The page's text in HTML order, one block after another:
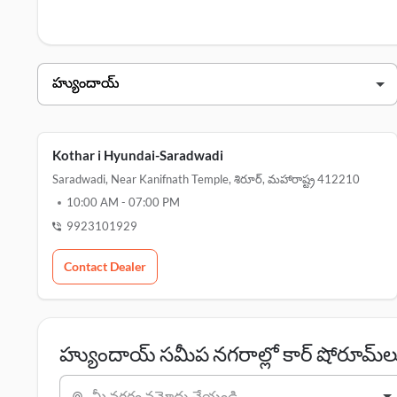
Kothar i Hyundai-Saradwadi
Saradwadi, Near Kanifnath Temple, శిరూర్, మహారాష్ట్ర 412210
10:00 AM - 07:00 PM
9923101929
Contact Dealer
హ్యుందాయ్ సమీప నగరాల్లో కార్